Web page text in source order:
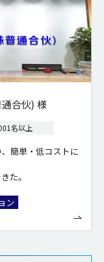
合伙) 様
名以上
簡単・低コストに
た。
ン